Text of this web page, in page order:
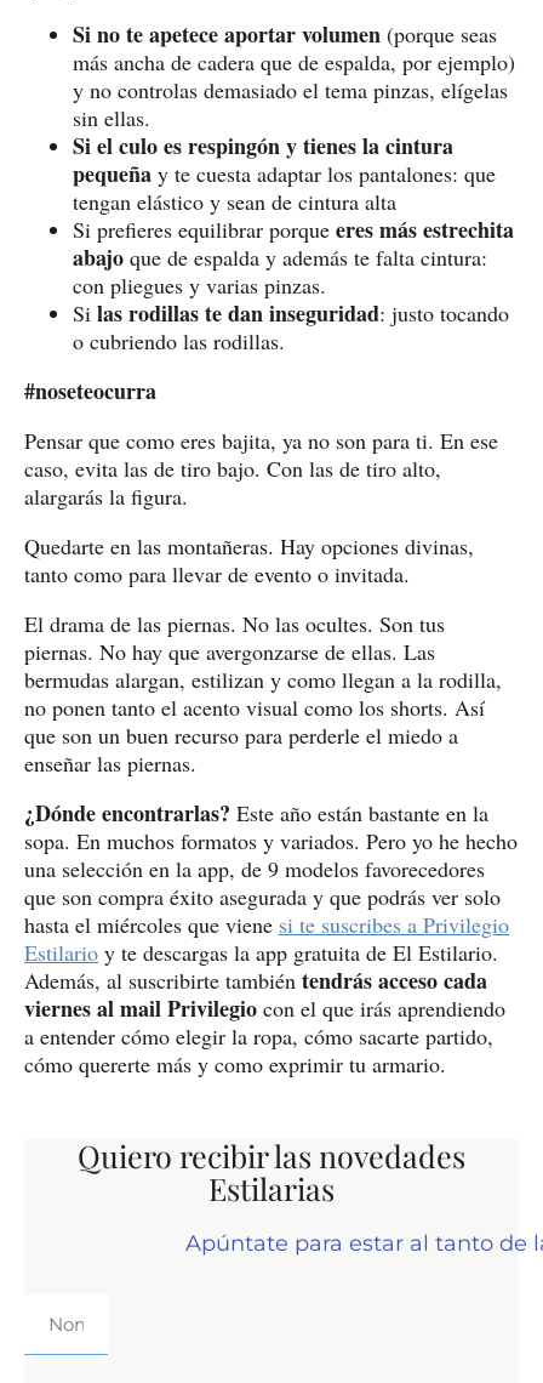
Si no te apetece aportar volumen (porque seas
más ancha de cadera que de espalda, por ejemplo)
y no controlas demasiado el tema pinzas, elígelas
sin ellas.
Si el culo es respingón y tienes la cintura
pequeña y te cuesta adaptar los pantalones: que
tengan elástico y sean de cintura alta
Si prefieres equilibrar porque eres más estrechita
abajo que de espalda y además te falta cintura:
con pliegues y varias pinzas.
Si las rodillas te dan inseguridad: justo tocando
o cubriendo las rodillas.
#noseteocurra
Pensar que como eres bajita, ya no son para ti. En ese
caso, evita las de tiro bajo. Con las de tiro alto,
alargarás la figura.
Quedarte en las montañeras. Hay opciones divinas,
tanto como para llevar de evento o invitada.
El drama de las piernas. No las ocultes. Son tus
piernas. No hay que avergonzarse de ellas. Las
bermudas alargan, estilizan y como llegan a la rodilla,
no ponen tanto el acento visual como los shorts. Así
que son un buen recurso para perderle el miedo a
enseñar las piernas.
¿Dónde encontrarlas? Este año están bastante en la
sopa. En muchos formatos y variados. Pero yo he hecho
una selección en la app, de 9 modelos favorecedores
que son compra éxito asegurada y que podrás ver solo
hasta el miércoles que viene si te suscribes a Privilegio
Estilario y te descargas la app gratuita de El Estilario.
Además, al suscribirte también tendrás acceso cada
viernes al mail Privilegio con el que irás aprendiendo
a entender cómo elegir la ropa, cómo sacarte partido,
cómo quererte más y como exprimir tu armario.
Quiero recibir las novedades
Estilarias
Apúntate para estar al tanto de